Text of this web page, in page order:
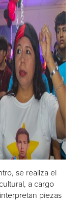
se realiza el
a cargo
piezas